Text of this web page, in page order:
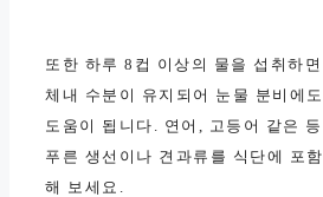
또한 하루 8컵 이상의 물을 섭취하면
체내 수분이 유지되어 눈물 분비에도
도움이 됩니다. 연어, 고등어 같은 등
푸른 생선이나 견과류를 식단에 포함
해 보세요.